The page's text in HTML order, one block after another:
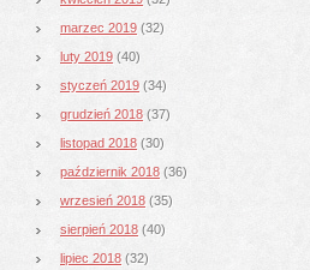
marzec 2019 (32)
luty 2019 (40)
styczeń 2019 (34)
grudzień 2018 (37)
listopad 2018 (30)
październik 2018 (36)
wrzesień 2018 (35)
sierpień 2018 (40)
lipiec 2018 (32)